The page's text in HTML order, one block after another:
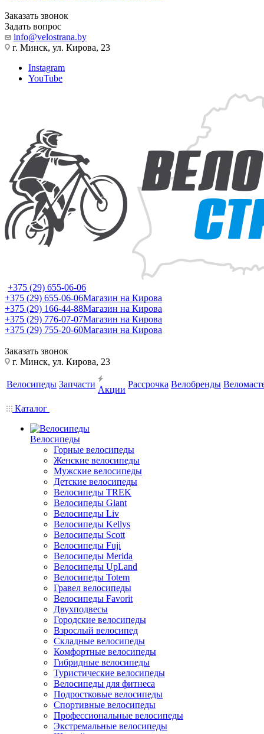
Заказать звонок
Задать вопрос
info@velostrana.by
г. Минск, ул. Кирова, 23
Instagram
YouTube
+375 (29) 655-06-06
+375 (29) 655-06-06Магазин на Кирова
+375 (29) 166-44-88Магазин на Кирова
+375 (29) 776-07-07Магазин на Кирова
+375 (29) 755-20-60Магазин на Кирова
Заказать звонок
г. Минск, ул. Кирова, 23
Велосипеды Запчасти
Акции
Рассрочка Велобренды
Каталог
Велосипеды
Горные велосипеды
Женские велосипеды
Мужские велосипеды
Детские велосипеды
Велосипеды TREK
Велосипеды Giant
Велосипеды Liv
Велосипеды Kellys
Велосипеды Scott
Велосипеды Fuji
Велосипеды Merida
Велосипеды UpLand
Велосипеды Totem
Гравел велосипеды
Велосипеды Favorit
Двухподвесы
Городские велосипеды
Взрослый велосипед
Складные велосипеды
Комфортные велосипеды
Гибридные велосипеды
Туристические велосипеды
Велосипеды для фитнеса
Подростковые велосипеды
Спортивные велосипеды
Профессиональные велосипеды
Экстремальные велосипеды